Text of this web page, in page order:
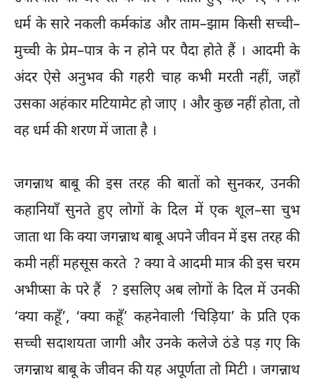
धर्म के सारे नकली कर्मकांड और ताम–झाम किसी सच्ची–
मुच्ची के प्रेम–पात्र के न होने पर पैदा होते हैं । आदमी के
अंदर ऐसे अनुभव की गहरी चाह कभी मरती नहीं, जहाँ
उसका अहंकार मटियामेट हो जाए । और कुछ नहीं होता, तो
वह धर्म की शरण में जाता है ।
जगन्नाथ बाबू की इस तरह की बातों को सुनकर, उनकी
कहानियाँ सुनते हुए लोगों के दिल में एक शूल–सा चुभ
जाता था कि क्या जगन्नाथ बाबू अपने जीवन में इस तरह की
कमी नहीं महसूस करते ? क्या वे आदमी मात्र की इस चरम
अभीप्सा के परे हैं ? इसलिए अब लोगों के दिल में उनकी
‘क्या कहूँ’, ‘क्या कहूँ’ कहनेवाली ‘चिड़िया’ के प्रति एक
सच्ची सदाशयता जागी और उनके कलेजे ठंडे पड़ गए कि
जगन्नाथ बाबू के जीवन की यह अपूर्णता तो मिटी । जगन्नाथ